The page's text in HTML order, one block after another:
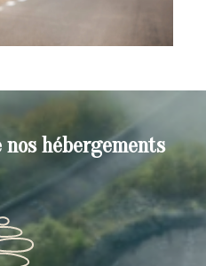
hébergements